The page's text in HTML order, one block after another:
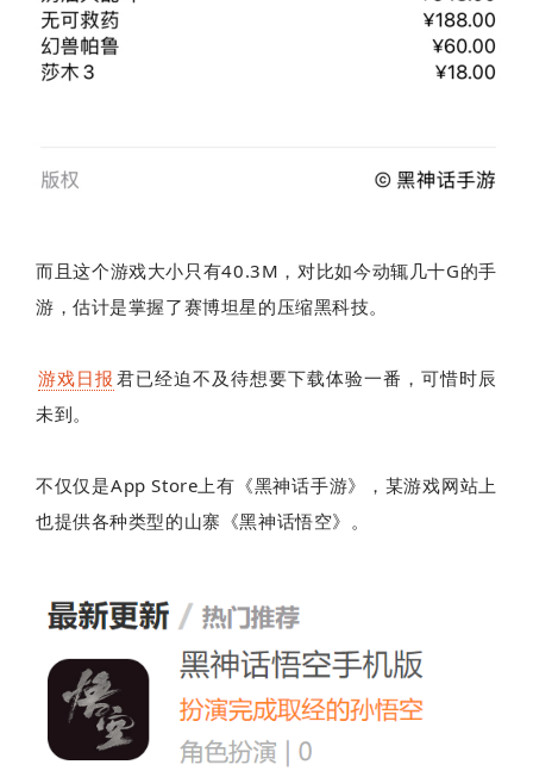
而且这个游戏大小只有40.3M，对比如今动辄几十G的手
游，估计是掌握了赛博坦星的压缩黑科技。
游戏日报 君已经迫不及待想要下载体验一番，可惜时辰
未到。
不仅仅是App Store上有《黑神话手游》，某游戏网站上
也提供各种类型的山寨《黑神话悟空》。